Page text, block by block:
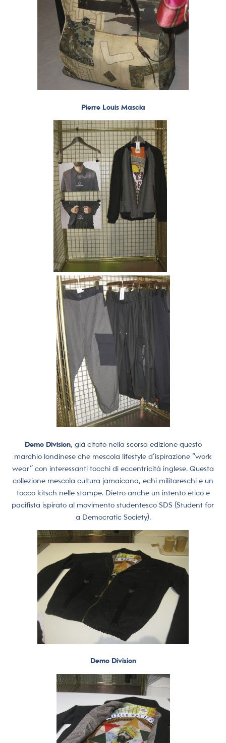
Pierre Louis Mascia
Demo Division, già citato nella scorsa edizione questo
marchio londinese che mescola lifestyle d’ispirazione “work
wear” con interessanti tocchi di eccentricità inglese. Questa
collezione mescola cultura jamaicana, echi militareschi e un
tocco kitsch nelle stampe. Dietro anche un intento etico e
pacifista ispirato al movimento studentesco SDS (Student for
a Democratic Society).
Demo Division